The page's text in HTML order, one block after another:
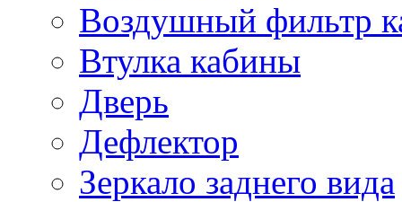
Воздушный фильтр
Втулка кабины
Дверь
Дефлектор
Зеркало заднего вида